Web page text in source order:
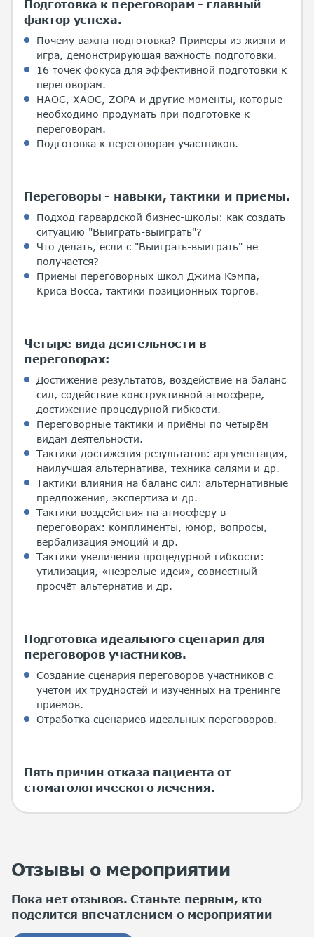
Подготовка к переговорам - главный
фактор успеха.
Почему важна подготовка? Примеры из жизни и
игра, демонстрирующая важность подготовки.
16 точек фокуса для эффективной подготовки к
переговорам.
НАОС, ХАОС, ZOPA и другие моменты, которые
необходимо продумать при подготовке к
переговорам.
Подготовка к переговорам участников.
Переговоры - навыки, тактики и приемы.
Подход гарвардской бизнес-школы: как создать
ситуацию "Выиграть-выиграть"?
Что делать, если с "Выиграть-выиграть" не
получается?
Приемы переговорных школ Джима Кэмпа,
Криса Восса, тактики позиционных торгов.
Четыре вида деятельности в
переговорах:
Достижение результатов, воздействие на баланс
сил, содействие конструктивной атмосфере,
достижение процедурной гибкости.
Переговорные тактики и приёмы по четырём
видам деятельности.
Тактики достижения результатов: аргументация,
наилучшая альтернатива, техника салями и др.
Тактики влияния на баланс сил: альтернативные
предложения, экспертиза и др.
Тактики воздействия на атмосферу в
переговорах: комплименты, юмор, вопросы,
вербализация эмоций и др.
Тактики увеличения процедурной гибкости:
утилизация, «незрелые идеи», совместный
просчёт альтернатив и др.
Подготовка идеального сценария для
переговоров участников.
Создание сценария переговоров участников с
учетом их трудностей и изученных на тренинге
приемов.
Отработка сценариев идеальных переговоров.
Пять причин отказа пациента от
стоматологического лечения.
Отзывы о мероприятии
Пока нет отзывов. Станьте первым, кто
поделится впечатлением о мероприятии